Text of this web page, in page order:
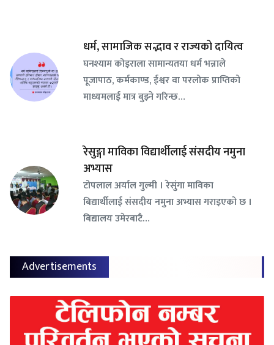
धर्म, सामाजिक सद्भाव र राज्यको दायित्व
घनश्याम कोइराला सामान्यतया धर्म भन्नाले
पूजापाठ, कर्मकाण्ड, ईश्वर वा परलोक प्राप्तिको
माध्यमलाई मात्र बुझ्ने गरिन्छ…
रेसुङ्गा माविका विद्यार्थीलाई संसदीय नमुना
अभ्यास
टोपलाल अर्याल गुल्मी । रेसुंगा माविका
बिद्यार्थीलाई संसदीय नमुना अभ्यास गराइएको छ ।
बिद्यालय उमेरबाटै…
Advertisements